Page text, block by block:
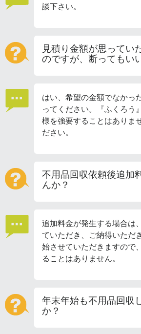
談下さい。
見積り金額が思ってい
のですが、断ってもい
はい、希望の金額でなかっ
ってください。『ふくろう
様を強要することはありま
ださい。
不用品回収依頼後追加
んか？
追加料金が発生する場合は
ていただき、ご納得いただ
始させていただきますので
ることはありません。
年末年始も不用品回収
か？